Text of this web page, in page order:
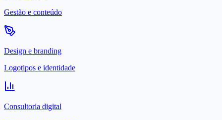
Gestão e conteúdo
Design e branding
Logotipos e identidade
Consultoria digital